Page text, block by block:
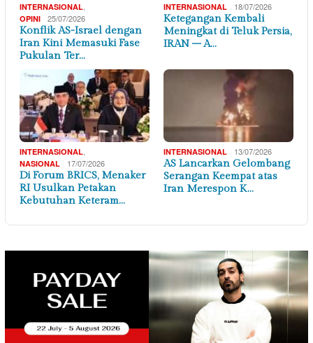
INTERNASIONAL,
OPINI 25/07/2026
Konflik AS-Israel dengan
Iran Kini Memasuki Fase
Pukulan Ter…
INTERNASIONAL 18/07/2026
Ketegangan Kembali
Meningkat di Teluk Persia,
IRAN – A…
INTERNASIONAL,
NASIONAL 17/07/2026
Di Forum BRICS, Menaker
RI Usulkan Petakan
Kebutuhan Keteram…
INTERNASIONAL 13/07/2026
AS Lancarkan Gelombang
Serangan Keempat atas
Iran Merespon K…